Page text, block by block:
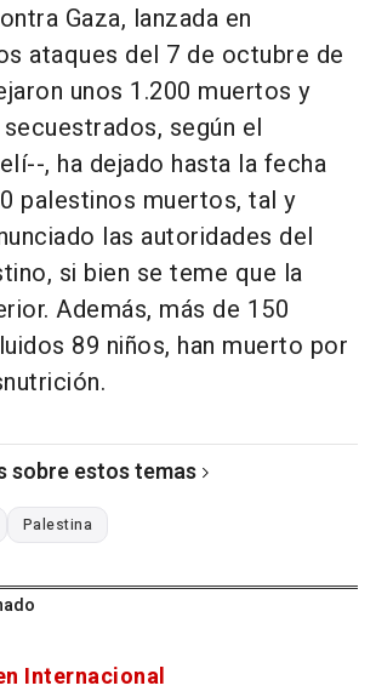
Gaza, lanzada en
ataques del 7 de octubre de
unos 1.200 muertos y
según el
, ha dejado hasta la fecha
palestinos muertos, tal y
las autoridades del
si bien se teme que la
Además, más de 150
89 niños, han muerto por
sobre estos temas
Palestina
Internacional